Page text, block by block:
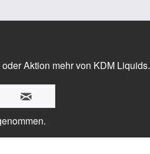
Aktion mehr von KDM Liquids.